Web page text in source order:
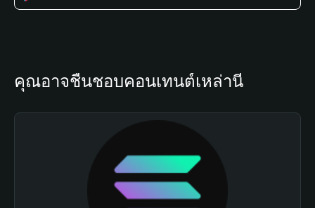
คุณอาจชื่นชอบคอนเทนต์เหล่านี้